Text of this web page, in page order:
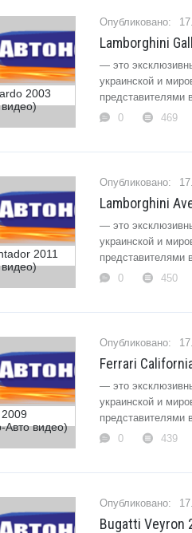
Lamborghini
— это
украинской и
представителями
0
469
Lamborghini
— это
украинской и
представителями
0
450
Ferrari
— это
украинской и
представителями
0
439
Bugatti Veyron